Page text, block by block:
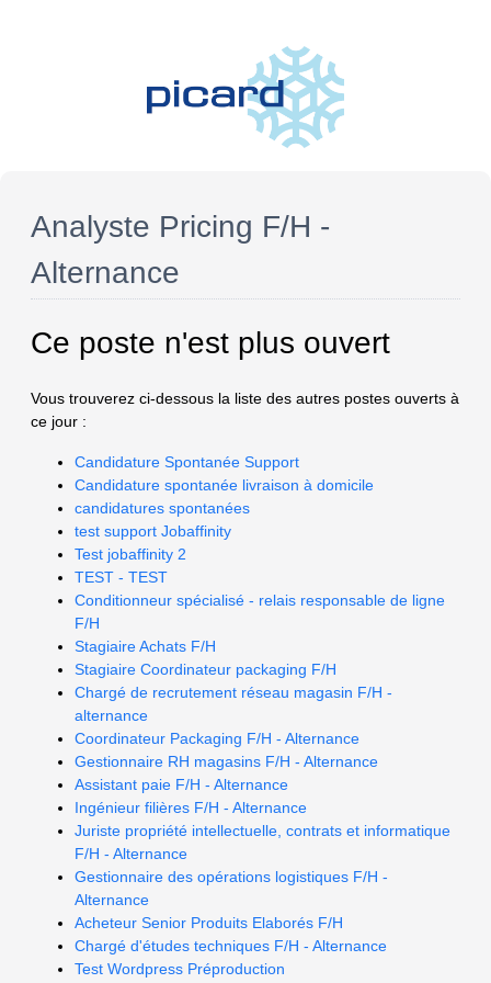
Analyste Pricing F/H -
Alternance
Ce poste n'est plus ouvert
Vous trouverez ci-dessous la liste des autres postes ouverts à
ce jour :
Candidature Spontanée Support
Candidature spontanée livraison à domicile
candidatures spontanées
test support Jobaffinity
Test jobaffinity 2
TEST - TEST
Conditionneur spécialisé - relais responsable de ligne
F/H
Stagiaire Achats F/H
Stagiaire Coordinateur packaging F/H
Chargé de recrutement réseau magasin F/H -
alternance
Coordinateur Packaging F/H - Alternance
Gestionnaire RH magasins F/H - Alternance
Assistant paie F/H - Alternance
Ingénieur filières F/H - Alternance
Juriste propriété intellectuelle, contrats et informatique
F/H - Alternance
Gestionnaire des opérations logistiques F/H -
Alternance
Acheteur Senior Produits Elaborés F/H
Chargé d'études techniques F/H - Alternance
Test Wordpress Préproduction